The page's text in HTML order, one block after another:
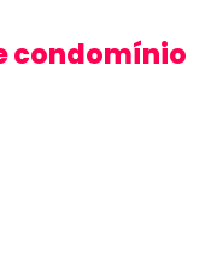
condomínio